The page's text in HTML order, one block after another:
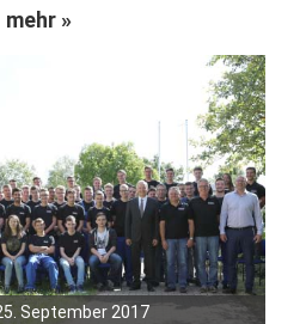
mehr »
September 2017